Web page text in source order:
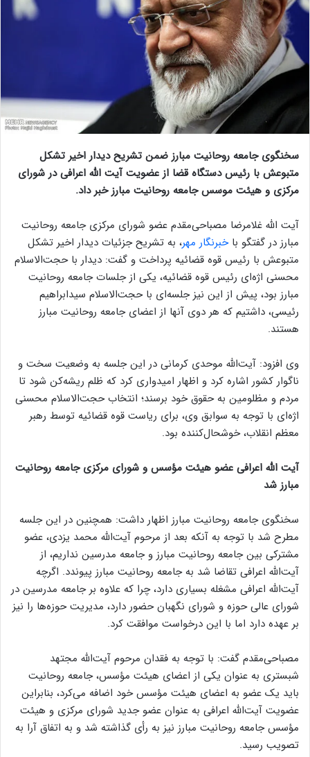
سخنگوی جامعه روحانیت مبارز ضمن تشریح دیدار اخیر تشکل
متبوعش با رئیس دستگاه قضا از عضویت آیت الله اعرافی در شورای
مرکزی و هیئت موسس جامعه روحانیت مبارز خبر داد.
آیت الله غلامرضا مصباحی‌مقدم عضو شورای مرکزی جامعه روحانیت
مبارز در گفتگو با خبرنگار مهر، به تشریح جزئیات دیدار اخیر تشکل
متبوعش با رئیس قوه قضائیه پرداخت و گفت: دیدار با حجت‌الاسلام
محسنی اژه‌ای رئیس قوه قضائیه، یکی از جلسات جامعه روحانیت
مبارز بود، پیش از این نیز جلسه‌ای با حجت‌الاسلام سیدابراهیم
رئیسی، داشتیم که هر دوی آنها از اعضای جامعه روحانیت مبارز
هستند.
وی افزود: آیت‌الله موحدی کرمانی در این جلسه به وضعیت سخت و
ناگوار کشور اشاره کرد و اظهار امیدواری کرد که ظلم ریشه‌کن شود تا
مردم و مظلومین به حقوق خود برسند؛ انتخاب حجت‌الاسلام محسنی
اژه‌ای با توجه به سوابق وی، برای ریاست قوه قضائیه توسط رهبر
معظم انقلاب، خوشحال‌کننده بود.
آیت الله اعرافی عضو هیئت مؤسس و شورای مرکزی جامعه روحانیت
مبارز شد
سخنگوی جامعه روحانیت مبارز اظهار داشت: همچنین در این جلسه
مطرح شد با توجه به آنکه بعد از مرحوم آیت‌الله محمد یزدی، عضو
مشترکی بین جامعه روحانیت مبارز و جامعه مدرسین نداریم، از
آیت‌الله اعرافی تقاضا شد به جامعه روحانیت مبارز پیوندد. اگرچه
آیت‌الله اعرافی مشغله بسیاری دارد، چرا که علاوه بر جامعه مدرسین در
شورای عالی حوزه و شورای نگهبان حضور دارد، مدیریت حوزه‌ها را نیز
بر عهده دارد اما با این درخواست موافقت کرد.
مصباحی‌مقدم گفت: با توجه به فقدان مرحوم آیت‌الله مجتهد
شبستری به عنوان یکی از اعضای هیئت مؤسس، جامعه روحانیت
باید یک عضو به اعضای هیئت مؤسس خود اضافه می‌کرد، بنابراین
عضویت آیت‌الله اعرافی به عنوان عضو جدید شورای مرکزی و هیئت
مؤسس جامعه روحانیت مبارز نیز به رأی گذاشته شد و به اتفاق آرا به
تصویب رسید.